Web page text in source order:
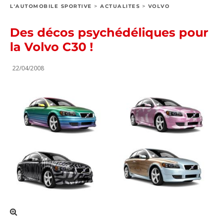
L'AUTOMOBILE SPORTIVE > ACTUALITES > VOLVO
Des décos psychédéliques pour
la Volvo C30 !
22/04/2008